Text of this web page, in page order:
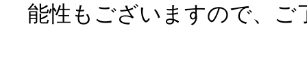
能性もございますので、ご